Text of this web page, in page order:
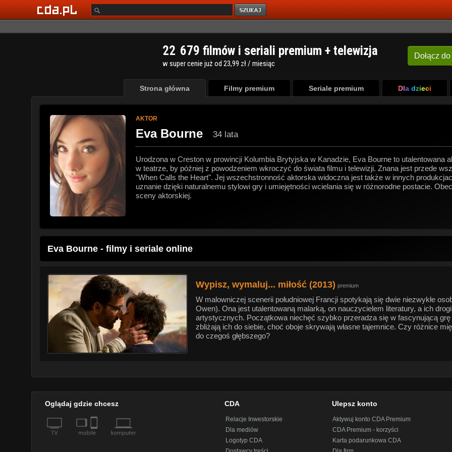
Dołącz do
22 679 filmów i seriali premium + telewizja
w super cenie już od 23,99 zł / miesiąc
Strona główna Filmy premium Seriale premium Dla dzieci
AKTOR
Eva Bourne 34 lata
Urodzona w Creston w prowincji Kolumbia Brytyjska w Kanadzie, Eva Bourne to utalentowana
w teatrze, by później z powodzeniem wkroczyć do świata filmu i telewizji. Znana jest przede
"When Calls the Heart". Jej wszechstronność aktorska widoczna jest także w innych
uznanie dzięki naturalnemu stylowi gry i umiejętności wcielania się w różnorodne postacie.
sceny aktorskiej.
Eva Bourne - filmy i seriale online
Wypisz, wymaluj... miłość (2013) premium
W malowniczej scenerii południowej Francji spotykają się dwie niezwykłe
Owen). Ona jest utalentowaną malarką, on nauczycielem literatury, a ich
artystycznych. Początkowa niechęć szybko przeradza się w fascynującą
zbliżają ich do siebie, choć oboje skrywają własne tajemnice. Czy różnice
do czegoś głębszego?
Oglądaj gdzie chcesz CDA
Relacje Inwestorskie
Dla mediów
Logotyp CDA
Ulepsz konto
Aktywuj konto CDA Premium
CDA Premium - korzyści
Karta podarunkowa CDA